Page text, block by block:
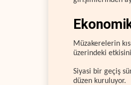
Müzakerelerin
üzerindeki
Siyasi bir geçiş
düzen kuruluyor.